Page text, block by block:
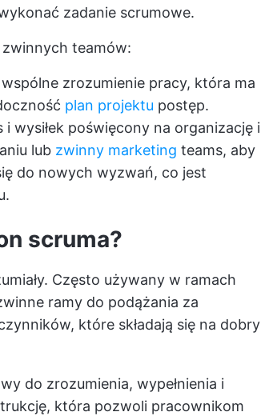
zadanie scrumowe.
teamów:
zrozumienie pracy, która ma
plan projektu postęp.
wysiłek poświęcony na organizację i
lub zwinny marketing teams, aby
do nowych wyzwań, co jest
scruma?
Często używany w ramach
ramy do podążania za
które składają się na dobry
do zrozumienia, wypełnienia i
która pozwoli pracownikom